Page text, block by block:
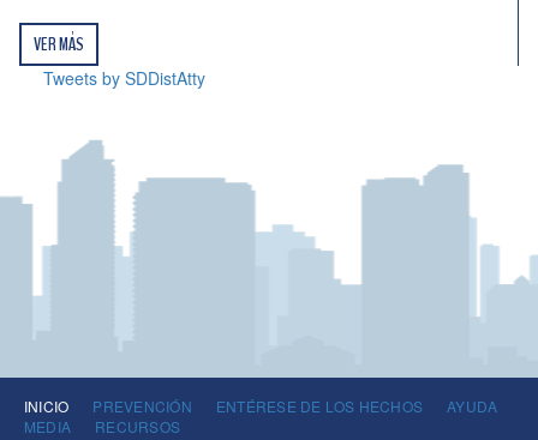
VER MÁS
Tweets by SDDistAtty
INICIO PREVENCIÓN ENTÉRESE DE LOS HECHOS
AYUDA
MEDIA
RECURSOS